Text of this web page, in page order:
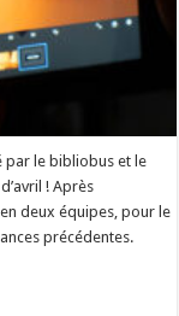
par le bibliobus et le
! Après
deux équipes, pour le
précédentes.